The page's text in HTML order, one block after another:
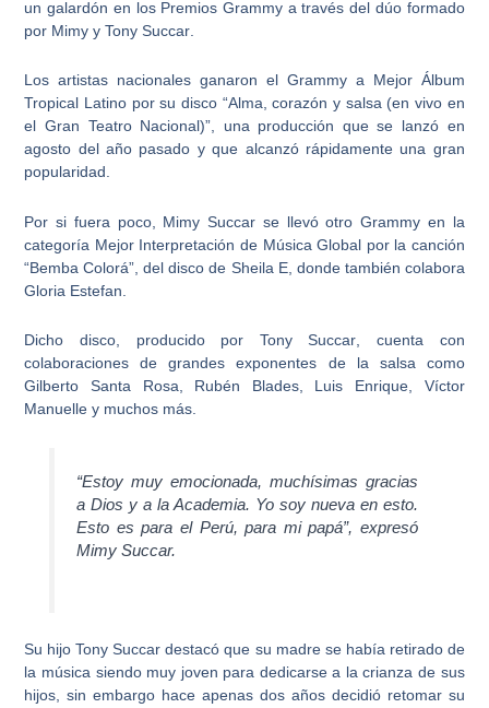
un galardón en los Premios Grammy a través del dúo formado
por Mimy y Tony Succar
Los artistas nacionales ganaron el Grammy a Mejor Álbum
Tropical Latino por su disco “Alma, corazón y salsa (en vivo en
el Gran Teatro Nacional)”, una producción que se lanzó en
agosto del año pasado y que alcanzó rápidamente una gran
popularidad.
Por si fuera poco, Mimy Succar se llevó otroGrammy en la
categoría Mejor Interpretación de Música Global por la canción
“Bemba Colorá”, del disco de Sheila E, donde también colabora
Gloria Estefan.
Dicho disco, producido por Tony Succar, cuenta con
colaboraciones de grandes exponentes de la salsa como
Gilberto Santa Rosa, Rubén Blades, Luis Enrique, Víctor
Manuelle y muchos más.
“Estoy muy emocionada, muchísimas gracias
a Dios y a la Academia. Yo soy nueva en esto.
Esto es para el Perú, para mi papá”, expresó
Mimy Succar.
Su hijo Tony Succar destacó que su madre se había retirado de
la música siendo muy joven para dedicarse a la crianza de sus
hijos, sin embargo hace apenas dos años decidió retomar su